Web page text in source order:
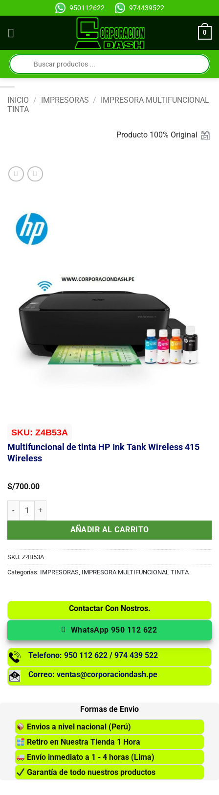
al
contenido
950112622 974439522
0
Búsqueda
de
productos
INICIO / IMPRESORAS / IMPRESORA MULTIFUNCIONAL
TINTA
Producto 100% Original
SKU: Z4B53A
Multifuncional de tinta HP Ink Tank Wireless 415
Wireless
S/700.00
Multifuncional de tinta HP Ink Tank Wireless 415 Wireless cantidad
AÑADIR AL CARRITO
SKU: Z4B53A
Categorías: IMPRESORAS, IMPRESORA MULTIFUNCIONAL TINTA
Contactar Con Nostros.
WhatsApp 950 112 622
Telefono: 950 112 622 / 974 439 522
Correo: ventas@corporaciondash.pe
Formas de Envio
Envios a nivel nacional (Perú)
Retiro en Nuestra Tienda 1 Hora
Envío inmediato a 1 - 4 horas (Lima)
Garantía de todo nuestros productos